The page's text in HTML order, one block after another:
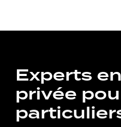
Experts
privée